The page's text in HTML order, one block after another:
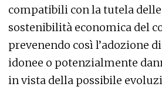
compatibili con la tutela delle
sostenibilità economica del
prevenendo così l’adozione
idonee o potenzialmente
in vista della possibile